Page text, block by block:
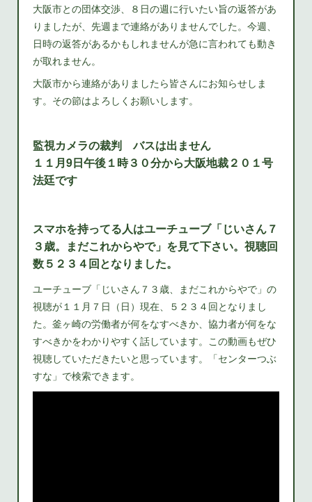
大阪市との団体交渉、８日の週に行いたい旨の返答があ
りましたが、先週まで連絡がありませんでした。今週、
日時の返答があるかもしれませんが急に言われても動き
が取れません。
大阪市から連絡がありましたら皆さんにお知らせしま
す。その節はよろしくお願いします。
監視カメラの裁判 バスは出ません
１１月9日午後１時３０分から大阪地裁２０１号
法廷です
スマホを持ってる人はユーチューブ「じいさん７
３歳。まだこれからやで」を見て下さい。視聴回
数５２３４回となりました。
ユーチューブ「じいさん７３歳、まだこれからやで」の
視聴が１１月７日（日）現在、５２３４回となりまし
た。釜ヶ崎の労働者が何をなすべきか、協力者が何をな
すべきかをわかりやすく話しています。この動画もぜひ
視聴していただきたいと思っています。「センターつぶ
すな」で検索できます。